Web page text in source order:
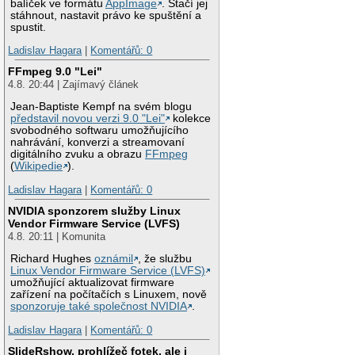
balíček ve formátuAppImage
. Stačí jej
stáhnout, nastavit právo ke spuštění a
spustit.
Ladislav Hagara| Komentářů: 0
FFmpeg 9.0 "Lei"
4.8. 20:44 | Zajímavý článek
Jean-Baptiste Kempf na svém blogu
představil novou verzi 9.0 "Lei"
kolekce
svobodného softwaru umožňujícího
nahrávání, konverzi a streamovaní
digitálního zvuku a obrazu FFmpeg
(Wikipedie ).
Ladislav Hagara| Komentářů: 0
NVIDIA sponzorem služby Linux
Vendor Firmware Service (LVFS)
4.8. 20:11 | Komunita
Richard Hughesoznámil
, že službu
Linux Vendor Firmware Service (LVFS)
umožňující aktualizovat firmware
zařízení na počítačích s Linuxem, nově
sponzoruje také společnost NVIDIA .
Ladislav Hagara| Komentářů: 0
SlideRshow, prohlížeč fotek, ale i